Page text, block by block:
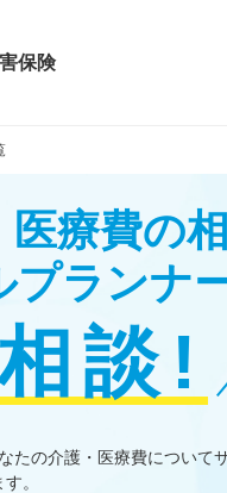
保険
療費の
プランナ
談!
たの介護・医療費について
す。